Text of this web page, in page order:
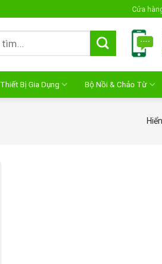
Cửa
Thiết Bị Gia Dụng Bộ Nồi & Chảo Từ